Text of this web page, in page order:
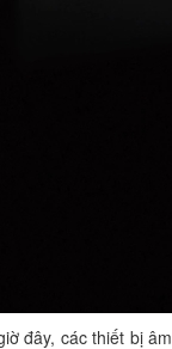
đây, các thiết bị âm